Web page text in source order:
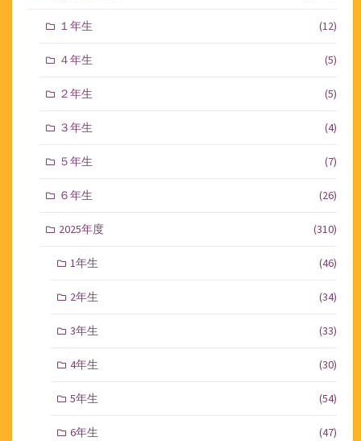
１年生 (12)
４年生 (5)
２年生 (5)
３年生 (4)
５年生 (7)
６年生 (26)
2025年度 (310)
1年生 (46)
2年生 (34)
3年生 (33)
4年生 (30)
5年生 (54)
6年生 (47)